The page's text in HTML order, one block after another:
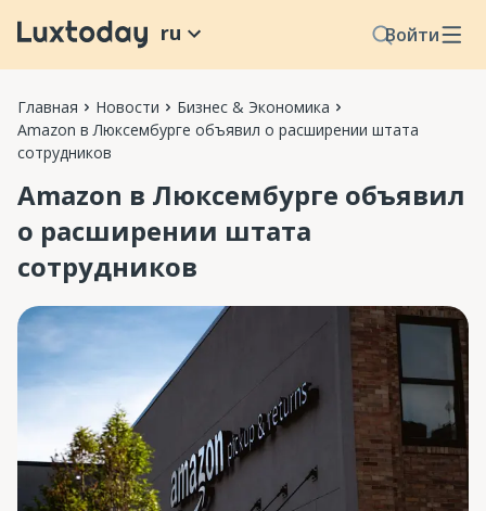
Войти
ru
Главная Новости
Бизнес & Экономика
Amazon в Люксембурге объявил о расширении штата
сотрудников
Amazon в Люксембурге объявил
о расширении штата
сотрудников